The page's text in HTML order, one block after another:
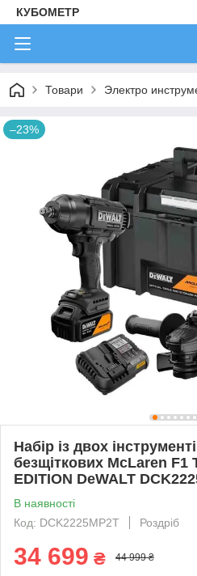
КУБОМЕТР
Товари Электро
–23%
Набір із двох
безщіткових McLaren F1
EDITION DeWALT
В наявності
Код: DCK2225MP2T
Роздріб
34 699 ₴ 44 999 ₴